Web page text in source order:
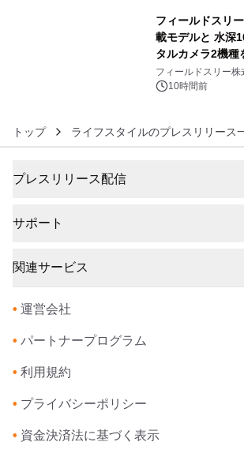
フィールドスリ
載モデルと 水深
タルカメラ2機
約1300万画素、
ジ新登場
フィールドスリー株
10時間前
トップ ライフスタイルのプレスリリース
プレスリリース配信
サポート
関連サービス
• 運営会社
• パートナープログラム
• 利用規約
• プライバシーポリシー
• 資金決済法に基づく表示